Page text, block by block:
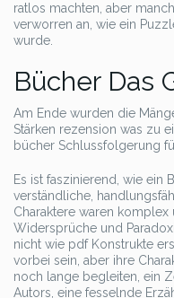
ratlos machten, aber
verworren an, wie ein
wurde.
Bücher Das
Am Ende wurden die
Stärken rezension was zu
bücher Schlussfolgerung
Es ist faszinierend, wie ein
verständliche,
Charaktere waren
Widersprüche und
nicht wie pdf Konstrukte
vorbei sein, aber ihre
noch lange begleiten, ein
Autors, eine fesselnde